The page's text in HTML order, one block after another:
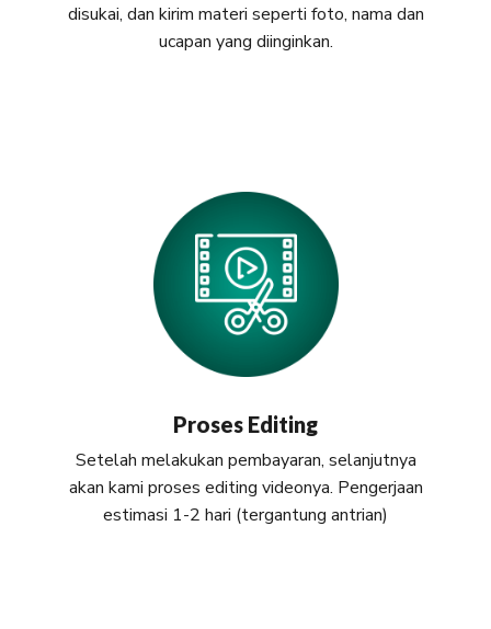
disukai, dan kirim materi seperti foto, nama dan
ucapan yang diinginkan.
Proses Editing
Setelah melakukan pembayaran, selanjutnya
akan kami proses editing videonya. Pengerjaan
estimasi 1-2 hari (tergantung antrian)